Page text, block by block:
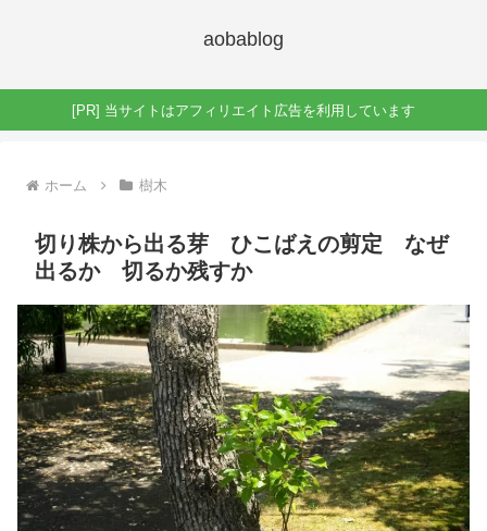
aobablog
[PR] 当サイトはアフィリエイト広告を利用しています
ホーム 樹木
切り株から出る芽 ひこばえの剪定 なぜ
出るか 切るか残すか